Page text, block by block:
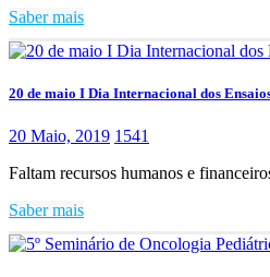
Saber mais
20 de maio I Dia Internacional dos
20 Maio, 2019 1541
Faltam recursos humanos e
Saber mais